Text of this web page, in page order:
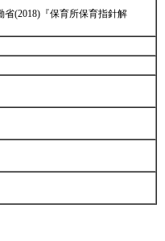
(2018)『保育所保育指針解